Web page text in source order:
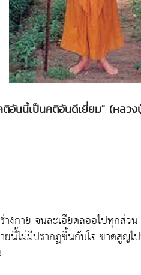
ติอันนี้เป็นคติอันดีเยี่ยม" (หลวง
งกาย จนละเอียดลออไปทุกส่ว
ยนี้ไม่มีปรากฏชิ้นกับใจ ขาดสูญไ